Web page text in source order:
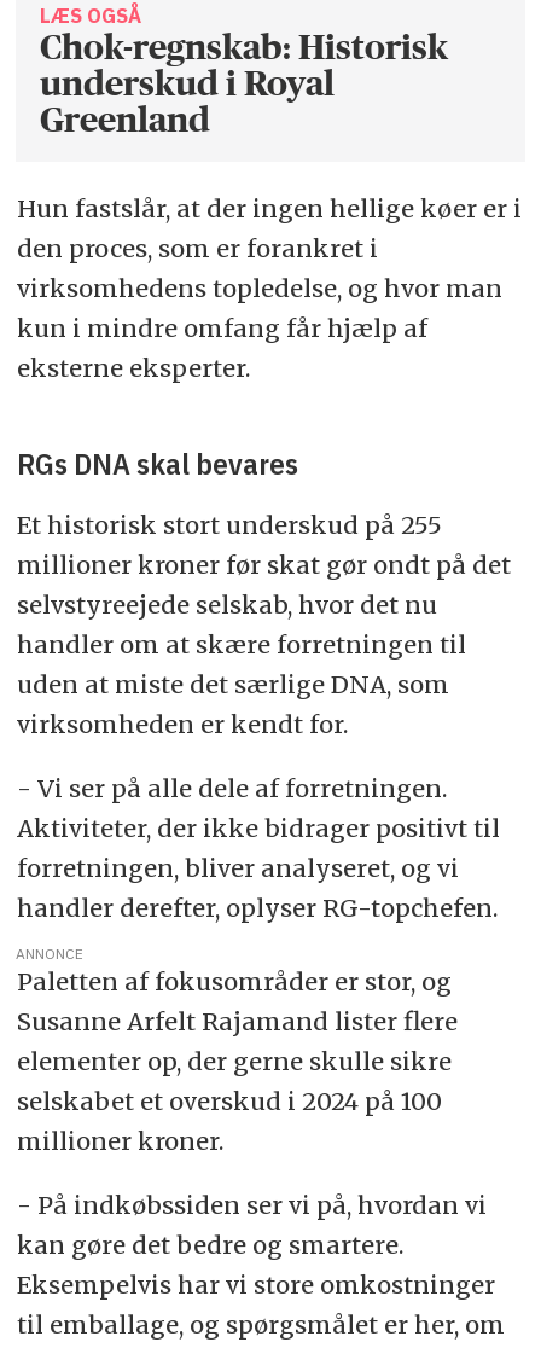
LÆS OGSÅ
Chok-regnskab: Historisk
underskud i Royal
Greenland
Hun fastslår, at der ingen hellige køer er i
den proces, som er forankret i
virksomhedens topledelse, og hvor man
kun i mindre omfang får hjælp af
eksterne eksperter.
RGs DNA skal bevares
Et historisk stort underskud på 255
millioner kroner før skat gør ondt på det
selvstyreejede selskab, hvor det nu
handler om at skære forretningen til
uden at miste det særlige DNA, som
virksomheden er kendt for.
- Vi ser på alle dele af forretningen.
Aktiviteter, der ikke bidrager positivt til
forretningen, bliver analyseret, og vi
handler derefter, oplyser RG-topchefen.
ANNONCE
Paletten af fokusområder er stor, og
Susanne Arfelt Rajamand lister flere
elementer op, der gerne skulle sikre
selskabet et overskud i 2024 på 100
millioner kroner.
- På indkøbssiden ser vi på, hvordan vi
kan gøre det bedre og smartere.
Eksempelvis har vi store omkostninger
til emballage, og spørgsmålet er her, om